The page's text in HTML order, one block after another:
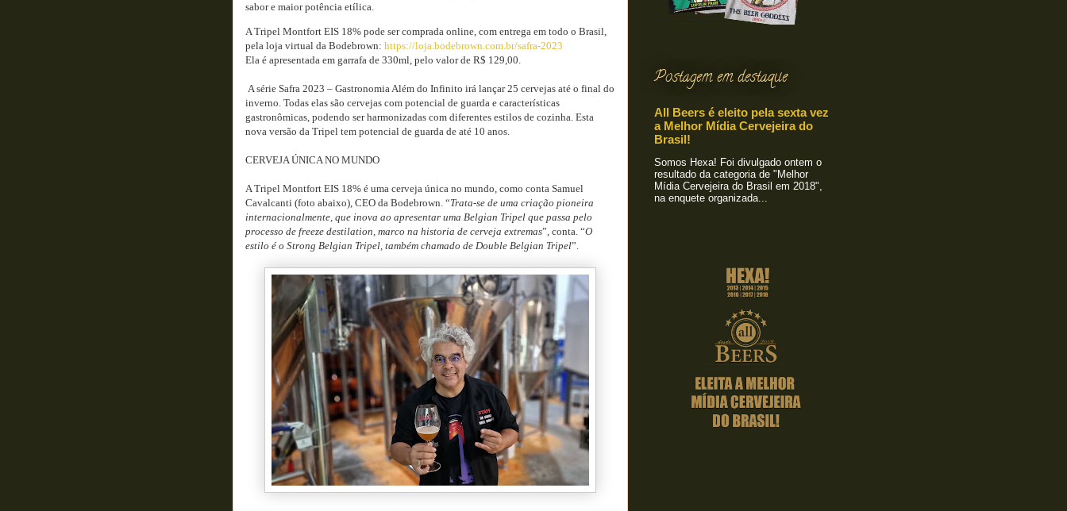
sabor e maior potência etílica.
A Tripel Montfort EIS 18% pode ser comprada online, com entrega em todo o Brasil,
pela loja virtual da Bodebrown: https://loja.bodebrown.com.br/safra-2023
Ela é apresentada em garrafa de 330ml, pelo valor de R$ 129,00.
A série Safra 2023 – Gastronomia Além do Infinito irá lançar 25 cervejas até o final do
inverno. Todas elas são cervejas com potencial de guarda e características
gastronômicas, podendo ser harmonizadas com diferentes estilos de cozinha. Esta
nova versão da Tripel tem potencial de guarda de até 10 anos.
CERVEJA ÚNICA NO MUNDO
A Tripel Montfort EIS 18% é uma cerveja única no mundo, como conta Samuel
Cavalcanti (foto abaixo), CEO da Bodebrown. “Trata-se de uma criação pioneira
internacionalmente, que inova ao apresentar uma Belgian Tripel que passa pelo
processo de freeze destilation, marco na historia de cerveja extremas”, conta. “O
estilo é o Strong Belgian Tripel, também chamado de Double Belgian Tripel”.
Postagem em destaque
All Beers é eleito pela sexta vez
a Melhor Mídia Cervejeira do
Brasil!
Somos Hexa! Foi divulgado ontem o
resultado da categoria de "Melhor
Mídia Cervejeira do Brasil em 2018",
na enquete organizada...